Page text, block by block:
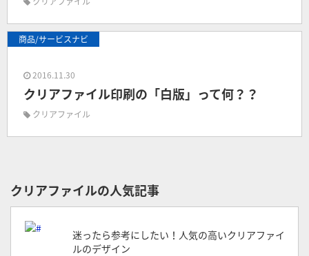
商品/サービスナビ
2016.11.30
クリアファイル印刷の「白版」って何？？
クリアファイル
クリアファイルの人気記事
迷ったら参考にしたい！人気の高いクリアファイ
ルのデザイン